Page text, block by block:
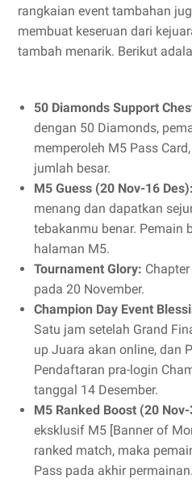
rangkaian event tambahan
membuat keseruan dari
tambah menarik. Berikut
50 Diamonds Support
dengan 50 Diamonds,
memperoleh M5 Pass
jumlah besar.
M5 Guess (20 Nov-16 Des):
menang dan dapatkan
tebakanmu benar. Pemain
halaman M5.
Tournament Glory:
pada 20 November.
Champion Day Event
Satu jam setelah Grand
up Juara akan online, dan
Pendaftaran pra-login
tanggal 14 Desember.
M5 Ranked Boost (20
eksklusif M5 [Banner of
ranked match, maka
Pass pada akhir permainan.